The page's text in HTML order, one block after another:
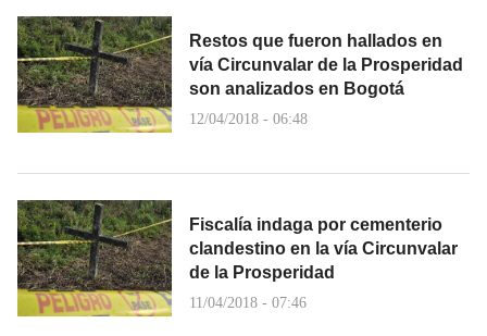
Restos que fueron hallados en
vía Circunvalar de la Prosperidad
son analizados en Bogotá
12/04/2018 - 06:48
Fiscalía indaga por cementerio
clandestino en la vía Circunvalar
de la Prosperidad
11/04/2018 - 07:46